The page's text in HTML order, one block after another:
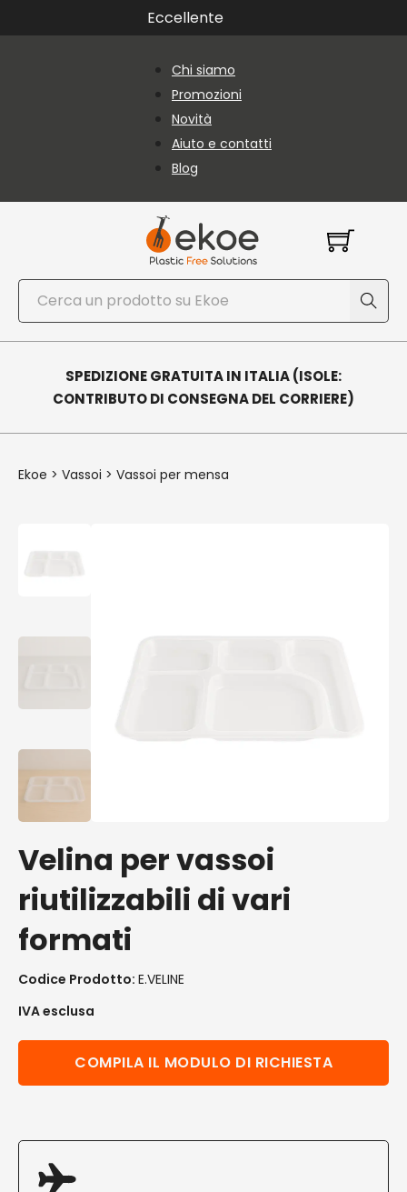
Vai al contenuto principale
Vai al piè di paginaEccellente
Chi siamo
Promozioni
Novità
Aiuto e contatti
Blog
Cerca
SPEDIZIONE GRATUITA IN ITALIA (ISOLE:
CONTRIBUTO DI CONSEGNA DEL CORRIERE)
Ekoe > Vassoi > Vassoi per mensa
Velina per vassoi
riutilizzabili di vari
formati
Codice Prodotto: E.VELINE
IVA esclusa
COMPILA IL MODULO DI RICHIESTA